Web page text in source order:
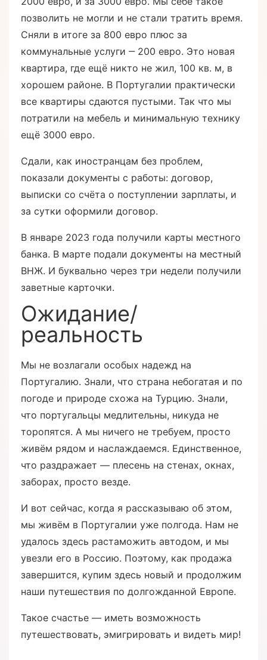
позволить не могли и не стали тратить время.
Сняли в итоге за 800 евро плюс за
коммунальные услуги ‒ 200 евро. Это новая
квартира, где ещё никто не жил, 100 кв. м, в
хорошем районе. В Португалии практически
все квартиры сдаются пустыми. Так что мы
потратили на мебель и минимальную технику
ещё 3000 евро.
Сдали, как иностранцам без проблем,
показали документы с работы: договор,
выписки со счёта о поступлении зарплаты, и
за сутки оформили договор.
В январе 2023 года получили карты местного
банка. В марте подали документы на местный
ВНЖ. И буквально через три недели получили
заветные карточки.
Ожидание/
реальность
Мы не возлагали особых надежд на
Португалию. Знали, что страна небогатая и по
погоде и природе схожа на Турцию. Знали,
что португальцы медлительны, никуда не
торопятся. А мы ничего не требуем, просто
живём рядом и наслаждаемся. Единственное,
что раздражает — плесень на стенах, окнах,
заборах, просто везде.
И вот сейчас, когда я рассказываю об этом,
мы живём в Португалии уже полгода. Нам не
удалось здесь растаможить автодом, и мы
увезли его в Россию. Поэтому, как продажа
завершится, купим здесь новый и продолжим
наши путешествия по долгожданной Европе.
Такое счастье — иметь возможность
путешествовать, эмигрировать и видеть мир!